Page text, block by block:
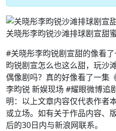
关晓彤李昀锐沙滩排球剧宣甜
#关晓彤李昀锐剧宣甜的像看
昀锐剧宣怎么也这么甜，玩沙
偶像剧吗？真的好像看了一集
李昀锐 新娱现场 #耀眼微博追
明：以上文章内容仅代表作者
或立场。如有关于作品内容、
后的30日内与新浪网联系。